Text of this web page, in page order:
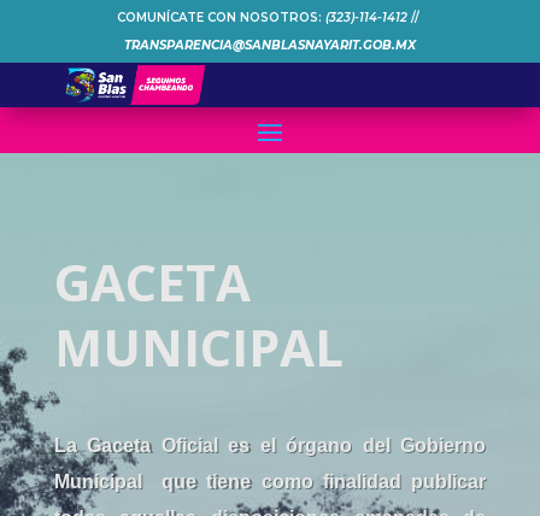
COMUNÍCATE CON NOSOTROS: (323)-114-1412//
TRANSPARENCIA@SANBLASNAYARIT.GOB.MX
GACETA
MUNICIPAL
La Gaceta Oficial es el órgano del Gobierno
Municipal que tiene como finalidad publicar